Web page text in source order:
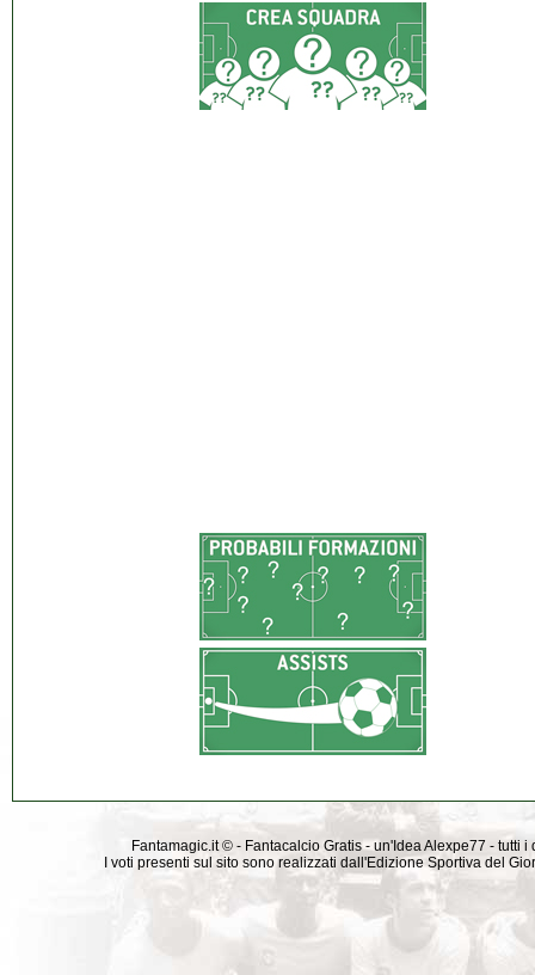
Fantamagic.it © - Fantacalcio Gratis - un'Idea Alexpe77 -
I voti presenti sul sito sono realizzati dall'Edizione Sportiva del